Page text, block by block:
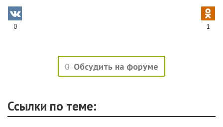
0 1
0 Обсудить на форуме
Ссылки по теме: